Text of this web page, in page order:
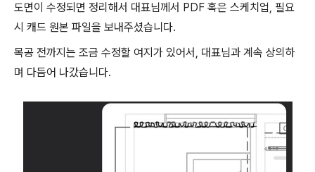
도면이 수정되면 정리해서 대표님께서 PDF 혹은 스케치업, 필요
시 캐드 원본 파일을 보내주셨습니다.
목공 전까지는 조금 수정할 여지가 있어서, 대표님과 계속 상의하
며 다듬어 나갔습니다.